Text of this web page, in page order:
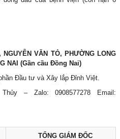
NGUYỄN VĂN TỎ, PHƯỜNG LONG
NAI (Gần cầu Đồng Nai)
Đầu tư và Xây lắp Đỉnh Việt.
– Zalo: 0908577278 Email:
TỔNG GIÁM ĐỐC